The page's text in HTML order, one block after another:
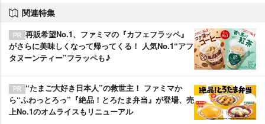
関連特集
再販希望No.1、ファミマの『カフェフラッペ』
がさらに美味しくなって帰ってくる！ 人気No.1“アフ
タヌーンティー”フラッペも♪
“たまご大好き日本人”の救世主！ ファミマか
ら“ふわっとろっ”『絶品！とろたま弁当』が登場、売
上No.1のオムライスもリニューアル